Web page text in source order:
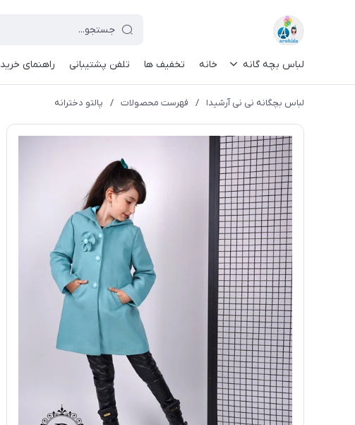
لباس بچه گانه خانه تخفیف ها تلفن پشتیبانی راهنمای خرید
لباس بچگانه نی نی آرشیدا / فهرست محصولات / پالتو دخترانه